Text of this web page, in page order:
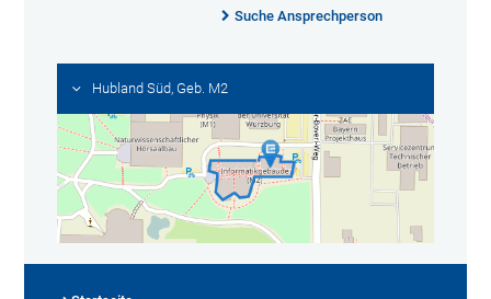
Suche Ansprechperson
Hubland Süd, Geb. M2